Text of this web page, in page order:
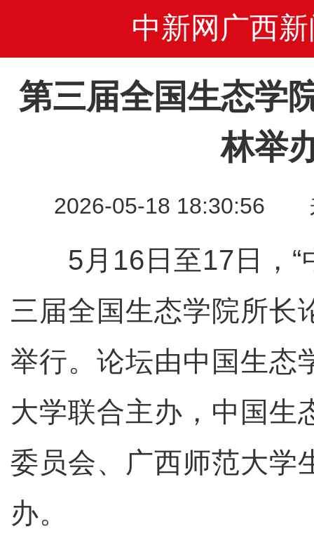
中新网广西新
第三届全国生态学
林举
2026-05-18 18:30:56
5月16日至17日，“
三届全国生态学院所长
举行。论坛由中国生态
大学联合主办，中国生
委员会、广西师范大学
办。